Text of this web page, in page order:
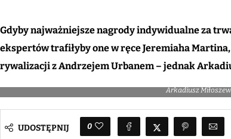
Gdyby najważniejsze nagrody indywidualne za
ekspertów trafiłyby one w ręce Jeremiaha
rywalizacji z Andrzejem Urbanem – jednak
Arkadiusz
UDOSTĘPNIJ 0